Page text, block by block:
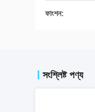
ফাংশন:
সংশ্লিষ্ট পণ্য